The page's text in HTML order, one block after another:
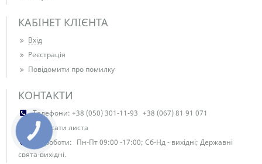
КАБІНЕТ КЛІЄНТА
Вхід
Реєстрація
Повідомити про помилку
КОНТАКТИ
Телефони: +38 (050) 301-11-93 +38 (067) 81 91 071
Написати листа
Час роботи: Пн-Пт 09:00 -17:00; Сб-Нд - вихідні; Державні
свята-вихідні.
КНОПКА
ЗВ'ЯЗКУ